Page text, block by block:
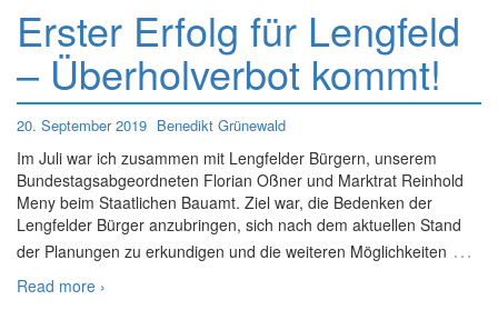
Erster Erfolg für Lengfeld
– Überholverbot kommt!
20. September 2019 Benedikt Grünewald
Im Juli war ich zusammen mit Lengfelder Bürgern, unserem
Bundestagsabgeordneten Florian Oßner und Marktrat Reinhold
Meny beim Staatlichen Bauamt. Ziel war, die Bedenken der
Lengfelder Bürger anzubringen, sich nach dem aktuellen Stand
der Planungen zu erkundigen und die weiteren Möglichkeiten …
Read more ›